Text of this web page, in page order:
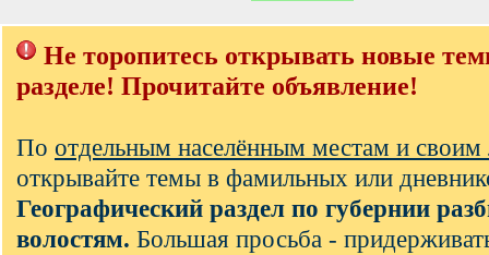
Не торопитесь открывать новые
разделе! Прочитайте объявление!
По отдельным населённым местам и
открывайте темы в фамильных или
Географический раздел по губернии
волостям. Большая просьба -